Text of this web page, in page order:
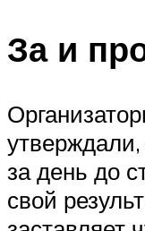
За и
за день до
свой